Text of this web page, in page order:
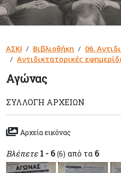
ΑΣΚΙ Βιβλιοθήκη
06.
Αντιδικτατορικές
Αγώνας
ΣΥΛΛΟΓΉ ΑΡΧΕΊΩΝ
Αρχεία εικόνας
Βλέπετε 1 - 6 (6) από τα 6